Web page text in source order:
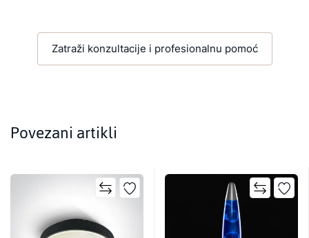
Zatraži konzultacije i profesionalnu pomoć
Povezani artikli